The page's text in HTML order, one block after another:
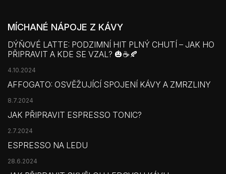
MÍCHANÉ NÁPOJE Z KÁVY
DÝŇOVÉ LATTE: PODZIMNÍ HIT PLNÝ CHUTÍ – JAK HO
PŘIPRAVIT A KDE SE VZAL? 🎃☕🍂
4.10.2024
AFFOGATO: OSVĚŽUJÍCÍ SPOJENÍ KÁVY A ZMRZLINY
8.7.2024
JAK PŘIPRAVIT ESPRESSO TONIC?
2.7.2024
ESPRESSO NA LEDU
28.6.2024